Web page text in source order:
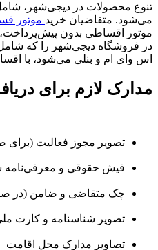
تنوع محصولات در دیجی‌شهر،
می‌شود. متقاضیان خرید موتور
موتور اقساطی بدون پیش‌پرداخت،
در فروشگاه دیجی‌شهر را که شامل
اس وای ام و بنلی می‌شود، با اقساط ۶۰ ماهه خریداری
مدارک لازم برای
تصویر مجوز فعالیت (برای
فیش حقوقی و معرفی‌نامه
چک متقاضی و ضامن (در
تصویر شناسنامه و کارت
تصاویر مدارک محل اقامت